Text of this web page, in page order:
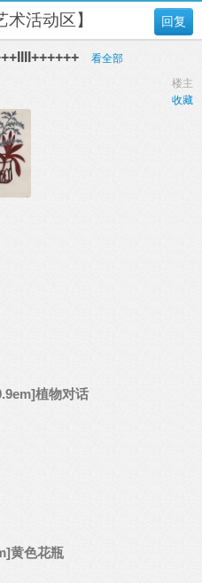
回复
术活动区】
看全部
楼主
收藏
植物对话
黄色花瓶